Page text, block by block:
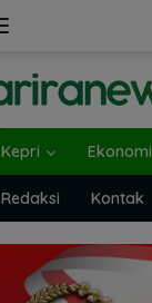
Kepri Ekonomi
Redaksi Kontak